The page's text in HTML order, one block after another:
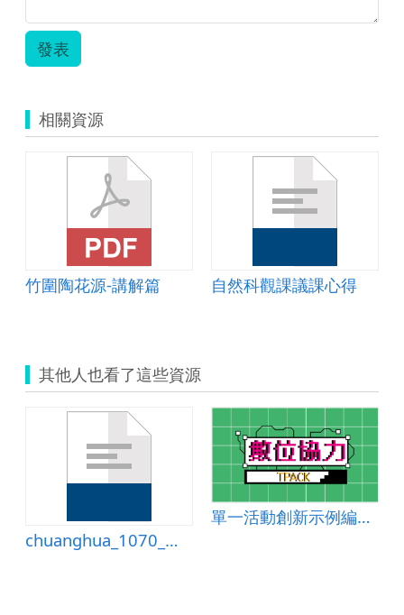
發表
相關資源
竹圍陶花源-講解篇 自然科觀課議課心得
其他人也看了這些資源
chuanghua_1070_語文大進擊學習單
單一活動創新示例編號：國小國語 2024-002